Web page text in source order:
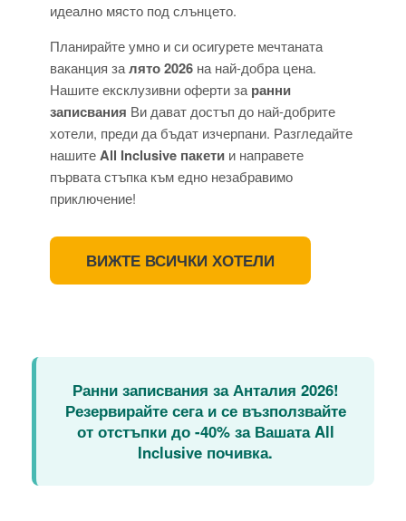
идеално място под слънцето.
Планирайте умно и си осигурете мечтаната
ваканция залято 2026 на най-добра цена.
Нашите ексклузивни оферти за ранни
записвания Ви дават достъп до най-добрите
хотели, преди да бъдат изчерпани. Разгледайте
нашитеAll Inclusive пакети и направете
първата стъпка към едно незабравимо
приключение!
ВИЖТЕ ВСИЧКИ ХОТЕЛИ
Ранни записвания за Анталия 2026!
Резервирайте сега и се възползвайте
от отстъпки до -40% за Вашата All
Inclusive почивка.